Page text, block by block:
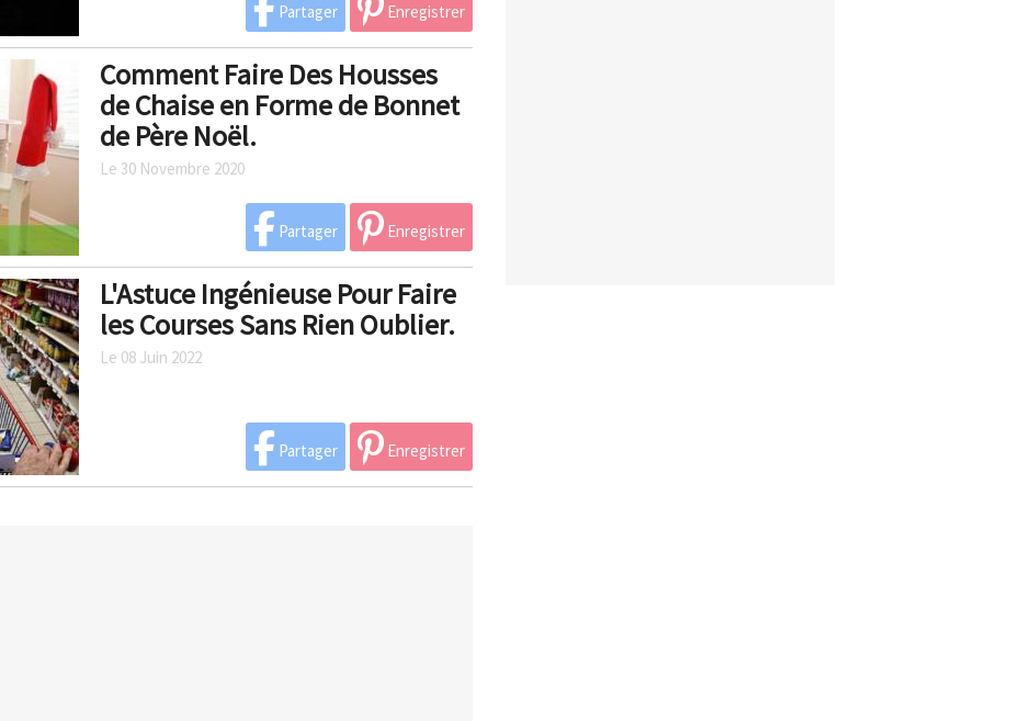
Partager Enregistrer
Comment Faire Des Housses
de Chaise en Forme de Bonnet
de Père Noël.
Le 30 Novembre 2020
Partager Enregistrer
L'Astuce Ingénieuse Pour Faire
les Courses Sans Rien Oublier.
Le 08 Juin 2022
Partager Enregistrer